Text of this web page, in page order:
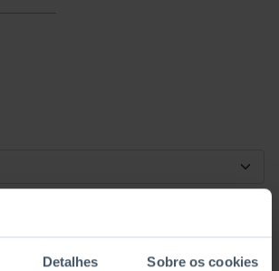
Detalhes Sobre os cookies